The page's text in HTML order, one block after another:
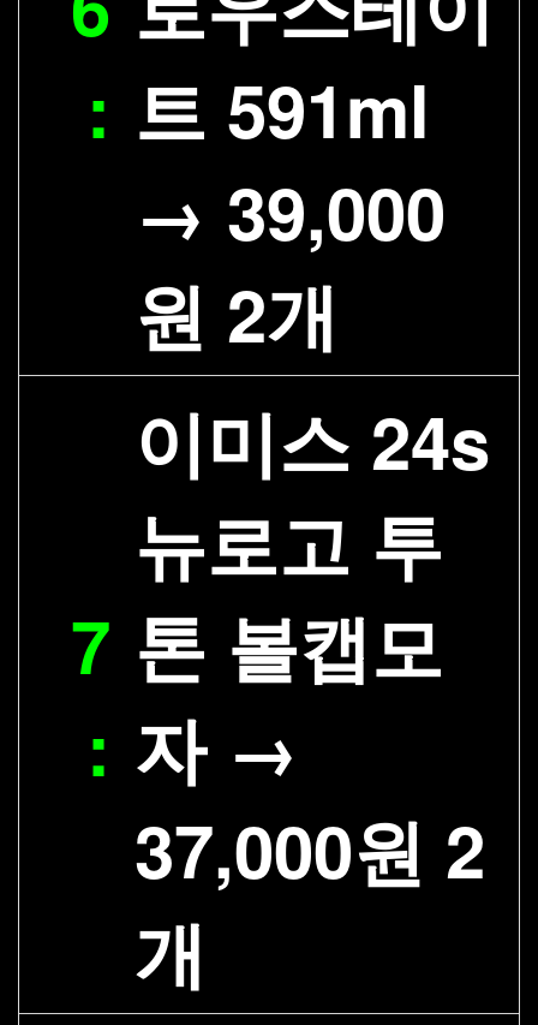
: 트 591ml
→ 39,000
원 2개
7
:
이미스 24s
뉴로고 투
톤 볼캡모
자 →
37,000원 2
개